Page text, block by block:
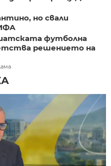
но свали
футболна
решението на